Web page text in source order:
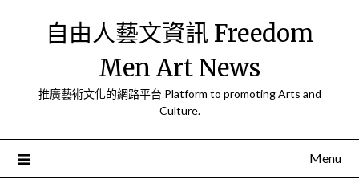
自由人藝文資訊 Freedom
Men Art News
推廣藝術文化的網路平台 Platform to promoting Arts and
Culture.
Menu